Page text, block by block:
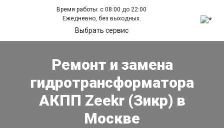
Время работы: с 08:00 до 22:00
Ежедневно, без выходных.
Выбрать сервис
Ремонт и замена
гидротрансформатора
АКПП Zeekr (Зикр) в
Москве